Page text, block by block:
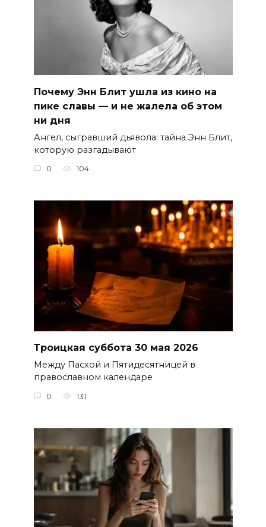
Почему Энн Блит ушла из кино на
пике славы — и не жалела об этом
ни дня
Ангел, сыгравший дьявола: тайна Энн Блит,
которую разгадывают
0 104
Троицкая суббота 30 мая 2026
Между Пасхой и Пятидесятницей в
православном календаре
0 131